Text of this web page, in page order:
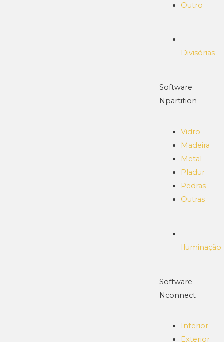
Outro
Divisórias
Software
Npartition
Vidro
Madeira
Metal
Pladur
Pedras
Outras
Iluminação
Software
Nconnect
Interior
Exterior